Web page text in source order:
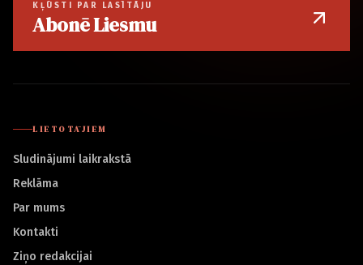
KĻŪSTI PAR LASĪTĀJU
Abonē Liesmu
LIETOTĀJIEM
Sludinājumi laikrakstā
Reklāma
Par mums
Kontakti
Ziņo redakcijai